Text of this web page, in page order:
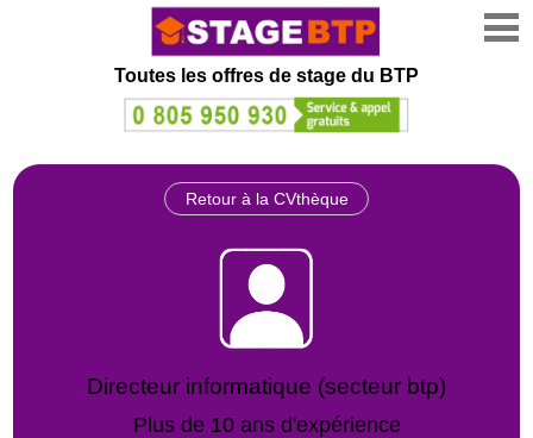
Toutes les offres de stage du BTP
Retour à la CVthèque
Directeur informatique (secteur btp)
Plus de 10 ans d'expérience